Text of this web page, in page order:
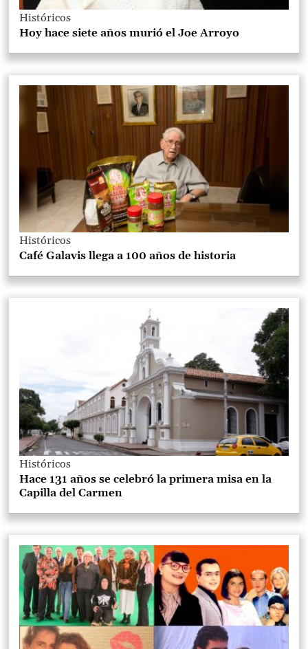
Históricos
Hoy hace siete años murió el Joe Arroyo
Históricos
Café Galavis llega a 100 años de historia
Históricos
Hace 131 años se celebró la primera misa en la
Capilla del Carmen